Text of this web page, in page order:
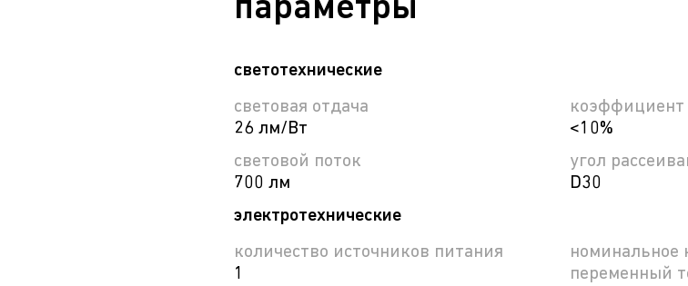
параметры
светотехнические
световая отдача
26 лм/Вт
световой поток
700 лм
коэффициент
<10%
угол
D30
электротехнические
количество источников питания
1
номинальное
переменный